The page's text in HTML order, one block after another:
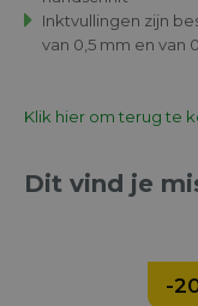
Inktvullingen zijn
van 0,5 mm en van
Klik hier om terug te
Dit vind je
-